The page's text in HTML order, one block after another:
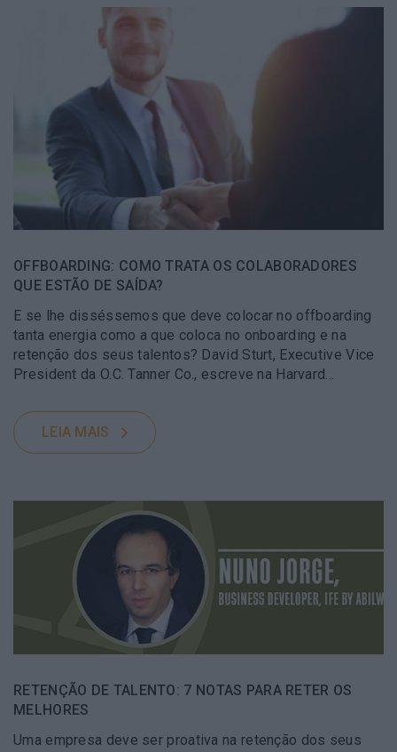
OFFBOARDING: COMO TRATA OS COLABORADORES
QUE ESTÃO DE SAÍDA?
E se lhe disséssemos que deve colocar no offboarding
tanta energia como a que coloca no onboarding e na
retenção dos seus talentos? David Sturt, Executive Vice
President da O.C. Tanner Co., escreve na Harvard…
LEIA MAIS
RETENÇÃO DE TALENTO: 7 NOTAS PARA RETER OS
MELHORES
Uma empresa deve ser proativa na retenção dos seus